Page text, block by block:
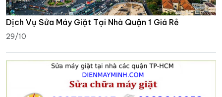
Dịch Vụ Sửa Máy Giặt Tại Nhà Quận 1 Giá Rẻ
29/10